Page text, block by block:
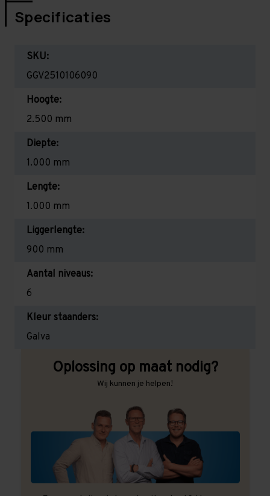
Specificaties
SKU:
GGV2510106090
Hoogte:
2.500 mm
Diepte:
1.000 mm
Lengte:
1.000 mm
Liggerlengte:
900 mm
Aantal niveaus:
6
Kleur staanders:
Galva
Oplossing op maat nodig?
Wij kunnen je helpen!